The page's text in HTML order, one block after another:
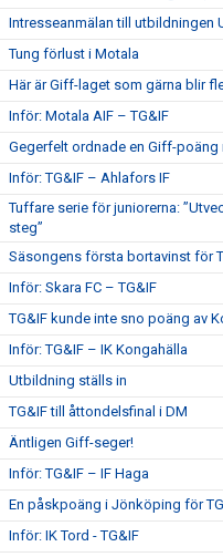
Intresseanmälan till utbildningen
Tung förlust i Motala
Här är Giff-laget som gärna blir
Inför: Motala AIF – TG&IF
Gegerfelt ordnade en Giff-
Inför: TG&IF – Ahlafors IF
Tuffare serie för juniorerna:
steg”
Säsongens första bortavinst för
Inför: Skara FC – TG&IF
TG&IF kunde inte sno poäng av
Inför: TG&IF – IK Kongahälla
Utbildning ställs in
TG&IF till åttondelsfinal i DM
Äntligen Giff-seger!
Inför: TG&IF – IF Haga
En påskpoäng i Jönköping för
Inför: IK Tord - TG&IF